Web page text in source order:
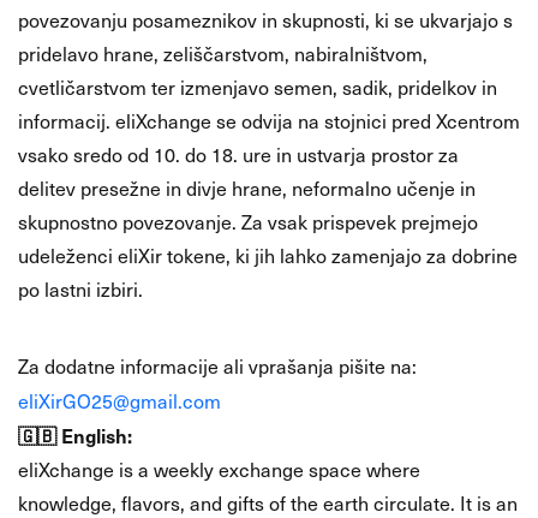
povezovanju posameznikov in skupnosti, ki se ukvarjajo s
pridelavo hrane, zeliščarstvom, nabiralništvom,
cvetličarstvom ter izmenjavo semen, sadik, pridelkov in
informacij. eliXchange se odvija na stojnici pred Xcentrom
vsako sredo od 10. do 18. ure in ustvarja prostor za
delitev presežne in divje hrane, neformalno učenje in
skupnostno povezovanje. Za vsak prispevek prejmejo
udeleženci eliXir tokene, ki jih lahko zamenjajo za dobrine
po lastni izbiri.
Za dodatne informacije ali vprašanja pišite na:
eliXirGO25@gmail.com
🇬🇧 English:
eliXchange is a weekly exchange space where
knowledge, flavors, and gifts of the earth circulate. It is an